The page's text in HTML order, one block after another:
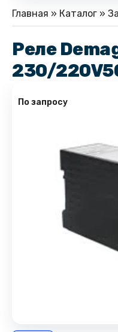
Главная » Каталог »
Реле
230/
По запросу